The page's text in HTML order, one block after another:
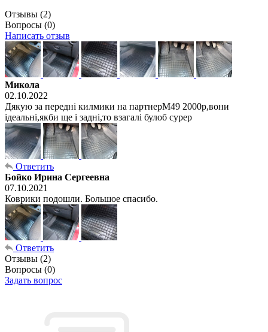
Отзывы (2)
Вопросы (0)
Написать отзыв
Микола
02.10.2022
Дякую за переднi килмики на партнерМ49 2000р,вони
iдеальнi,якби ще i заднi,то взагалi булоб сурер
Ответить
Бойко Ирина Сергеевна
07.10.2021
Коврики подошли. Большое спасибо.
Ответить
Отзывы (2)
Вопросы (0)
Задать вопрос